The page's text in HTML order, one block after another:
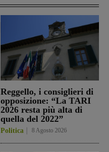
Reggello, i consiglieri di
opposizione: “La TARI
2026 resta più alta di
quella del 2022”
Politica 8 Agosto 2026